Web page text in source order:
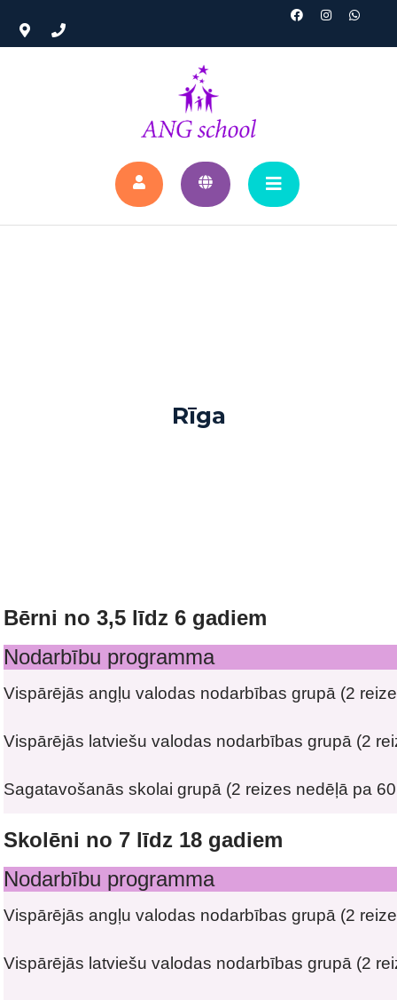
Rīga
Bērni no 3,5 līdz 6 gadiem
Nodarbību programma
Vispārējās angļu valodas nodarbības grupā (2
Vispārējās latviešu valodas nodarbības grupā (2
Sagatavošanās skolai grupā (2 reizes nedēļā pa
Skolēni no 7 līdz 18 gadiem
Nodarbību programma
Vispārējās angļu valodas nodarbības grupā (2
Vispārējās latviešu valodas nodarbības grupā (2